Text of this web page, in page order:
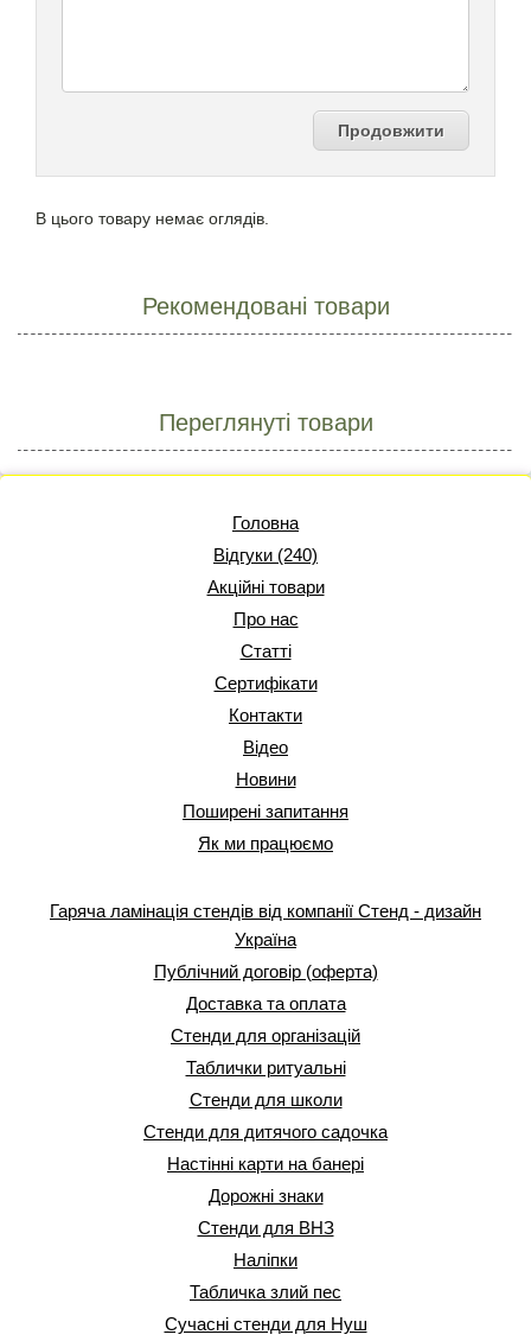
Продовжити
В цього товару немає оглядів.
Рекомендовані товари
Переглянуті товари
Головна
Відгуки (240)
Акційні товари
Про нас
Статті
Сертифікати
Контакти
Відео
Новини
Поширені запитання
Як ми працюємо
Гаряча ламінація стендів від компанії Стенд - дизайн
Україна
Публічний договір (оферта)
Доставка та оплата
Стенди для організацій
Таблички ритуальні
Стенди для школи
Стенди для дитячого садочка
Настінні карти на банері
Дорожні знаки
Стенди для ВНЗ
Наліпки
Табличка злий пес
Сучасні стенди для Нуш